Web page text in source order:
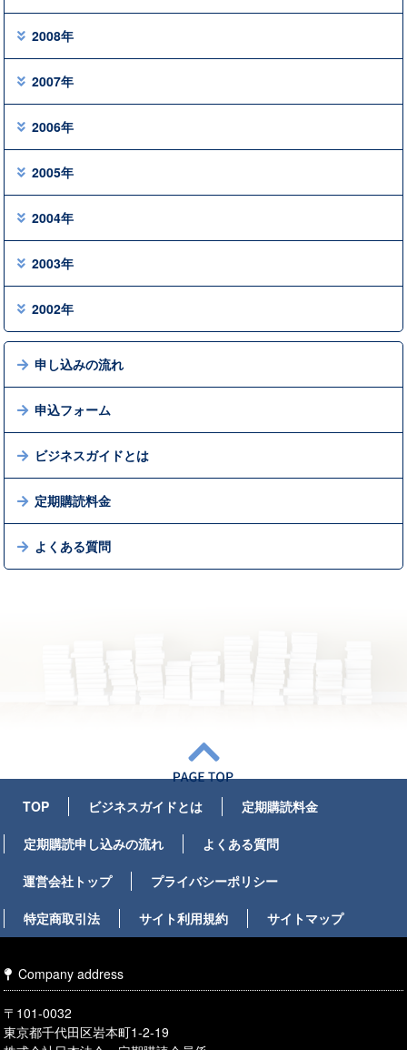
2008年
2007年
2006年
2005年
2004年
2003年
2002年
申し込みの流れ
申込フォーム
ビジネスガイドとは
定期購読料金
よくある質問
TOP ビジネスガイドとは 定期購読料金
定期購読申し込みの流れ よくある質問
運営会社トップ プライバシーポリシー
特定商取引法 サイト利用規約 サイトマップ
Company address
〒101-0032
東京都千代田区岩本町1-2-19